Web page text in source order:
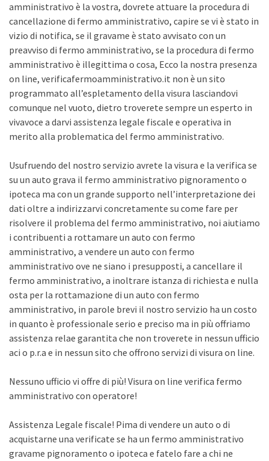
amministrativo è la vostra, dovrete attuare la procedura di
cancellazione di fermo amministrativo, capire se vi è stato in
vizio di notifica, se il gravame è stato avvisato con un
preavviso di fermo amministrativo, se la procedura di fermo
amministrativo è illegittima o cosa, Ecco la nostra presenza
on line, verificafermoamministrativo.it non è un sito
programmato all’espletamento della visura lasciandovi
comunque nel vuoto, dietro troverete sempre un esperto in
vivavoce a darvi assistenza legale fiscale e operativa in
merito alla problematica del fermo amministrativo.
Usufruendo del nostro servizio avrete la visura e la verifica se
su un auto grava il fermo amministrativo pignoramento o
ipoteca ma con un grande supporto nell’interpretazione dei
dati oltre a indirizzarvi concretamente su come fare per
risolvere il problema del fermo amministrativo, noi aiutiamo
i contribuenti a rottamare un auto con fermo
amministrativo, a vendere un auto con fermo
amministrativo ove ne siano i presupposti, a cancellare il
fermo amministrativo, a inoltrare istanza di richiesta e nulla
osta per la rottamazione di un auto con fermo
amministrativo, in parole brevi il nostro servizio ha un costo
in quanto è professionale serio e preciso ma in più offriamo
assistenza relae garantita che non troverete in nessun ufficio
aci o p.r.a e in nessun sito che offrono servizi di visura on line.
Nessuno ufficio vi offre di più! Visura on line verifica fermo
amministrativo con operatore!
Assistenza Legale fiscale! Pima di vendere un auto o di
acquistarne una verificate se ha un fermo amministrativo
gravame pignoramento o ipoteca e fatelo fare a chi ne